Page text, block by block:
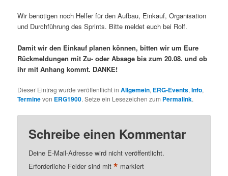
Wir benötigen noch Helfer für den Aufbau, Einkauf, Organisation
und Durchführung des Sprints. Bitte meldet euch bei Rolf.
Damit wir den Einkauf planen können, bitten wir um Eure
Rückmeldungen mit Zu- oder Absage bis zum 20.08. und ob
ihr mit Anhang kommt. DANKE!
Dieser Eintrag wurde veröffentlicht inAllgemein, ERG-Events,Info,
Terminevon ERG1900. Setze ein Lesezeichen zum Permalink.
Schreibe einen Kommentar
Deine E-Mail-Adresse wird nicht veröffentlicht.
Erforderliche Felder sind mit* markiert